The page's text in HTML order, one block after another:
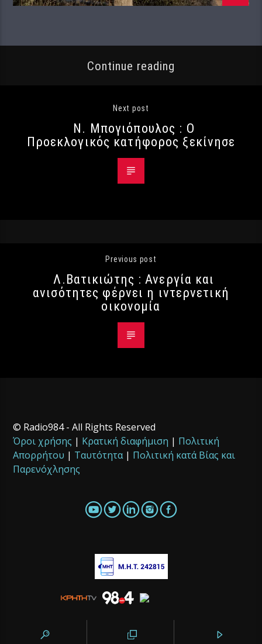
Continue reading
Next post
Ν. Μπογιόπουλος : Ο
Προεκλογικός κατήφορος ξεκίνησε
Previous post
Λ.Βατικιώτης : Ανεργία και
ανισότητες φέρνει η ιντερνετική
οικονομία
© Radio984 - All Rights Reserved
Όροι χρήσης | Κρατική διαφήμιση | Πολιτική
Απορρήτου | Ταυτότητα| Πολιτική κατά Βίας και
Παρενόχλησης